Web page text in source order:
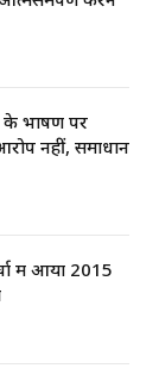
के भाषण पर
नहीं, समाधान
में आया 2015